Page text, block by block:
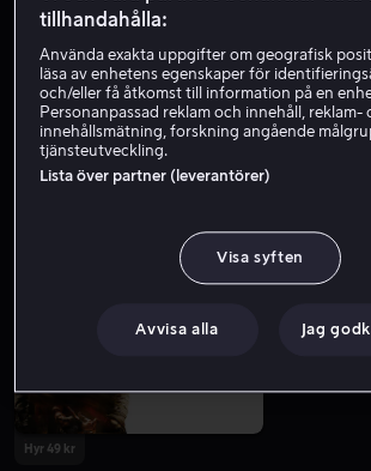
Producent
Hyr 49 kr
tillhandahålla:
Använda exakta uppgifter om geografisk
läsa av enhetens egenskaper för
och/eller få åtkomst till information på en
Personanpassad reklam och innehåll, reklam-
innehållsmätning, forskning angående
tjänsteutveckling.
Lista över partner (leverantörer)
Visa syften
Avvisa alla Jag